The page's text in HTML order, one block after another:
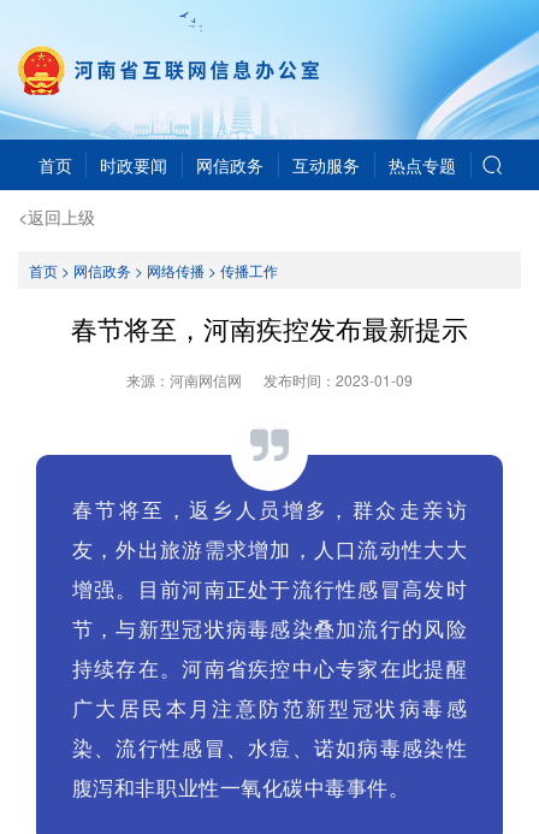
首页 时政要闻 网信政务 互动服务 热点专题
<返回上级
首页> 网信政务> 网络传播> 传播工作
春节将至，河南疾控发布最新提示
来源：河南网信网 发布时间： 2023-01-09
春节将至，返乡人员增多，群众走亲访
友，外出旅游需求增加，人口流动性大大
增强。目前河南正处于流行性感冒高发时
节，与新型冠状病毒感染叠加流行的风险
持续存在。河南省疾控中心专家在此提醒
广大居民本月注意防范新型冠状病毒感
染、流行性感冒、水痘、诺如病毒感染性
腹泻和非职业性一氧化碳中毒事件。